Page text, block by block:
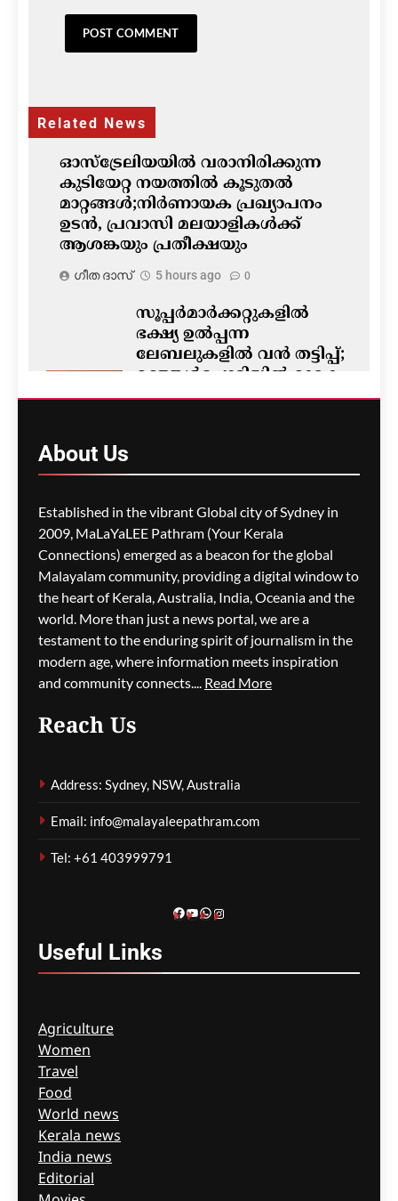
Related News
ഓസ്‌ട്രേലിയയിൽ വരാനിരിക്കുന്ന
കുടിയേറ്റ നയത്തിൽ കൂടുതൽ
മാറ്റങ്ങൾ;നിർണായക പ്രഖ്യാപനം
ഉടൻ, പ്രവാസി മലയാളികൾക്ക്
ആശങ്കയും പ്രതീക്ഷയും
ഗീത ദാസ്‌ 5 hours ago 0
സൂപ്പർമാർക്കറ്റുകളിൽ
ഭക്ഷ്യ ഉൽപ്പന്ന
ലേബലുകളിൽ വൻ തട്ടിപ്പ്;
മഞ്ഞൾപ്പൊടിയിൽ മാരക
വിഷാംശമെന്ന്
M5 മോട്ടോർവേയിൽ
മാലിന്യ ട്രക്കിന് തീപിടിച്ചു;
കിലോമീറ്ററുകളോളം
ഗതാഗതക്കുരുക്ക്, മലയാളി
യാത്രികരെയും ബാധിച്ചു
ഗീത ദാസ്‌ 6 hours ago
നടപടിക്രമങ്ങൾ
About Us
Established in the vibrant Global city of Sydney in
2009, MaLaYaLEE Pathram (Your Kerala
Connections) emerged as a beacon for the global
Malayalam community, providing a digital window to
the heart of Kerala, Australia, India, Oceania and the
world. More than just a news portal, we are a
testament to the enduring spirit of journalism in the
modern age, where information meets inspiration
and community connects.... Read More
Reach Us
Address: Sydney, NSW, Australia
Email: info@malayaleepathram.com
Tel: +61 403999791
Facebook
YouTube
WhatsApp
Instagram
Useful Links
Agriculture
Women
Travel
Food
World news
Kerala news
India news
Editorial